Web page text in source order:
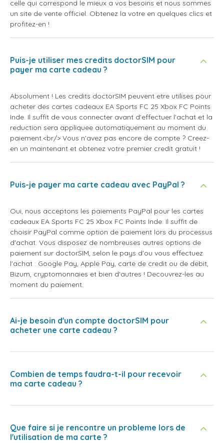
celle qui correspond le mieux a vos besoins et nous sommes
un site de vente officiel. Obtenez la votre en quelques clics et
profitez-en !
Puis-je utiliser mes credits doctorSIM pour
payer ma carte cadeau ?
Absolument ! Les credits doctorSIM peuvent etre utilises pour
acheter des cartes cadeaux EA Sports FC 25 Xbox FC Points
Inde. Il suffit de vous connecter avant d'effectuer l'achat et la
reduction sera appliquee automatiquement au moment du
paiement.<br/> Vous n'avez pas encore de compte ? Creez-
en un maintenant et obtenez votre premier credit gratuit !
Puis-je payer ma carte cadeau avec PayPal ?
Oui, nous acceptons les paiements PayPal pour les cartes
cadeaux EA Sports FC 25 Xbox FC Points Inde. Il suffit de
choisir PayPal comme option de paiement lors du processus
d'achat. Vous disposez de nombreuses autres options de
paiement sur doctorSIM, selon le pays d'ou vous effectuez
l'achat : Google Pay, Apple Pay, carte de credit ou de debit,
Bizum, cryptomonnaies et bien d'autres ! Decouvrez-les au
moment du paiement.
Ai-je besoin d'un compte doctorSIM pour
acheter une carte cadeau ?
Combien de temps faudra-t-il pour recevoir
ma carte cadeau ?
Que faire si je rencontre un probleme lors de
l'utilisation de ma carte ?